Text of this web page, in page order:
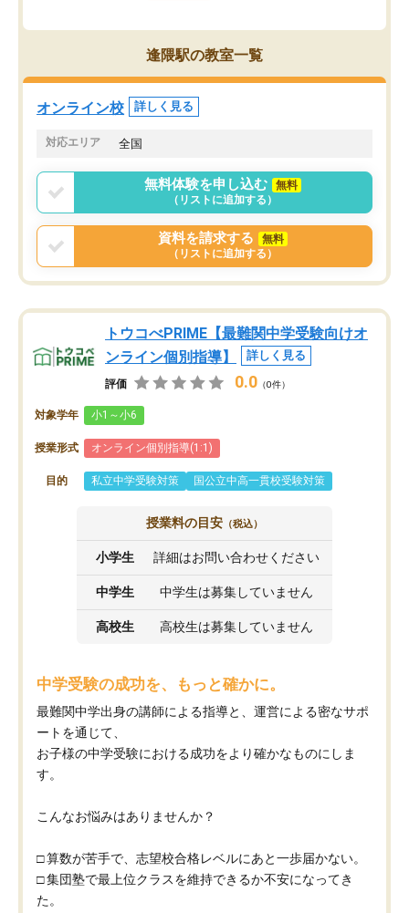
逢隈駅の教室一覧
オンライン校 詳しく見る
対応エリア 全国
無料体験を申し込む
無料
（リストに追加する）
資料を請求する
無料
（リストに追加する）
トウコべPRIME【最難関中学受験向けオ
ンライン個別指導】
詳しく見る
評価 0.0 （0件）
対象学年 小1～小6
授業形式 オンライン個別指導(1:1)
目的 私立中学受験対策 国公立中高一貫校受験対策
授業料の目安 （税込）
小学生 詳細はお問い合わせください
中学生 中学生は募集していません
高校生 高校生は募集していません
中学受験の成功を、もっと確かに。
最難関中学出身の講師による指導と、運営による密なサポ
ートを通じて、
お子様の中学受験における成功をより確かなものにしま
す。
こんなお悩みはありませんか？
□ 算数が苦手で、志望校合格レベルにあと一歩届かない。
□ 集団塾で最上位クラスを維持できるか不安になってき
た。